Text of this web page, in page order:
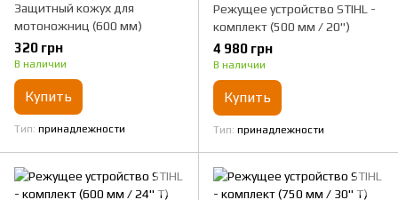
Защитный кожух для
мотоножниц (600 мм)
320 грн
В наличии
Купить
Тип принадлежности
Режущее устройство STIHL -
комплект (500 мм / 20")
4 980 грн
В наличии
Купить
Тип принадлежности